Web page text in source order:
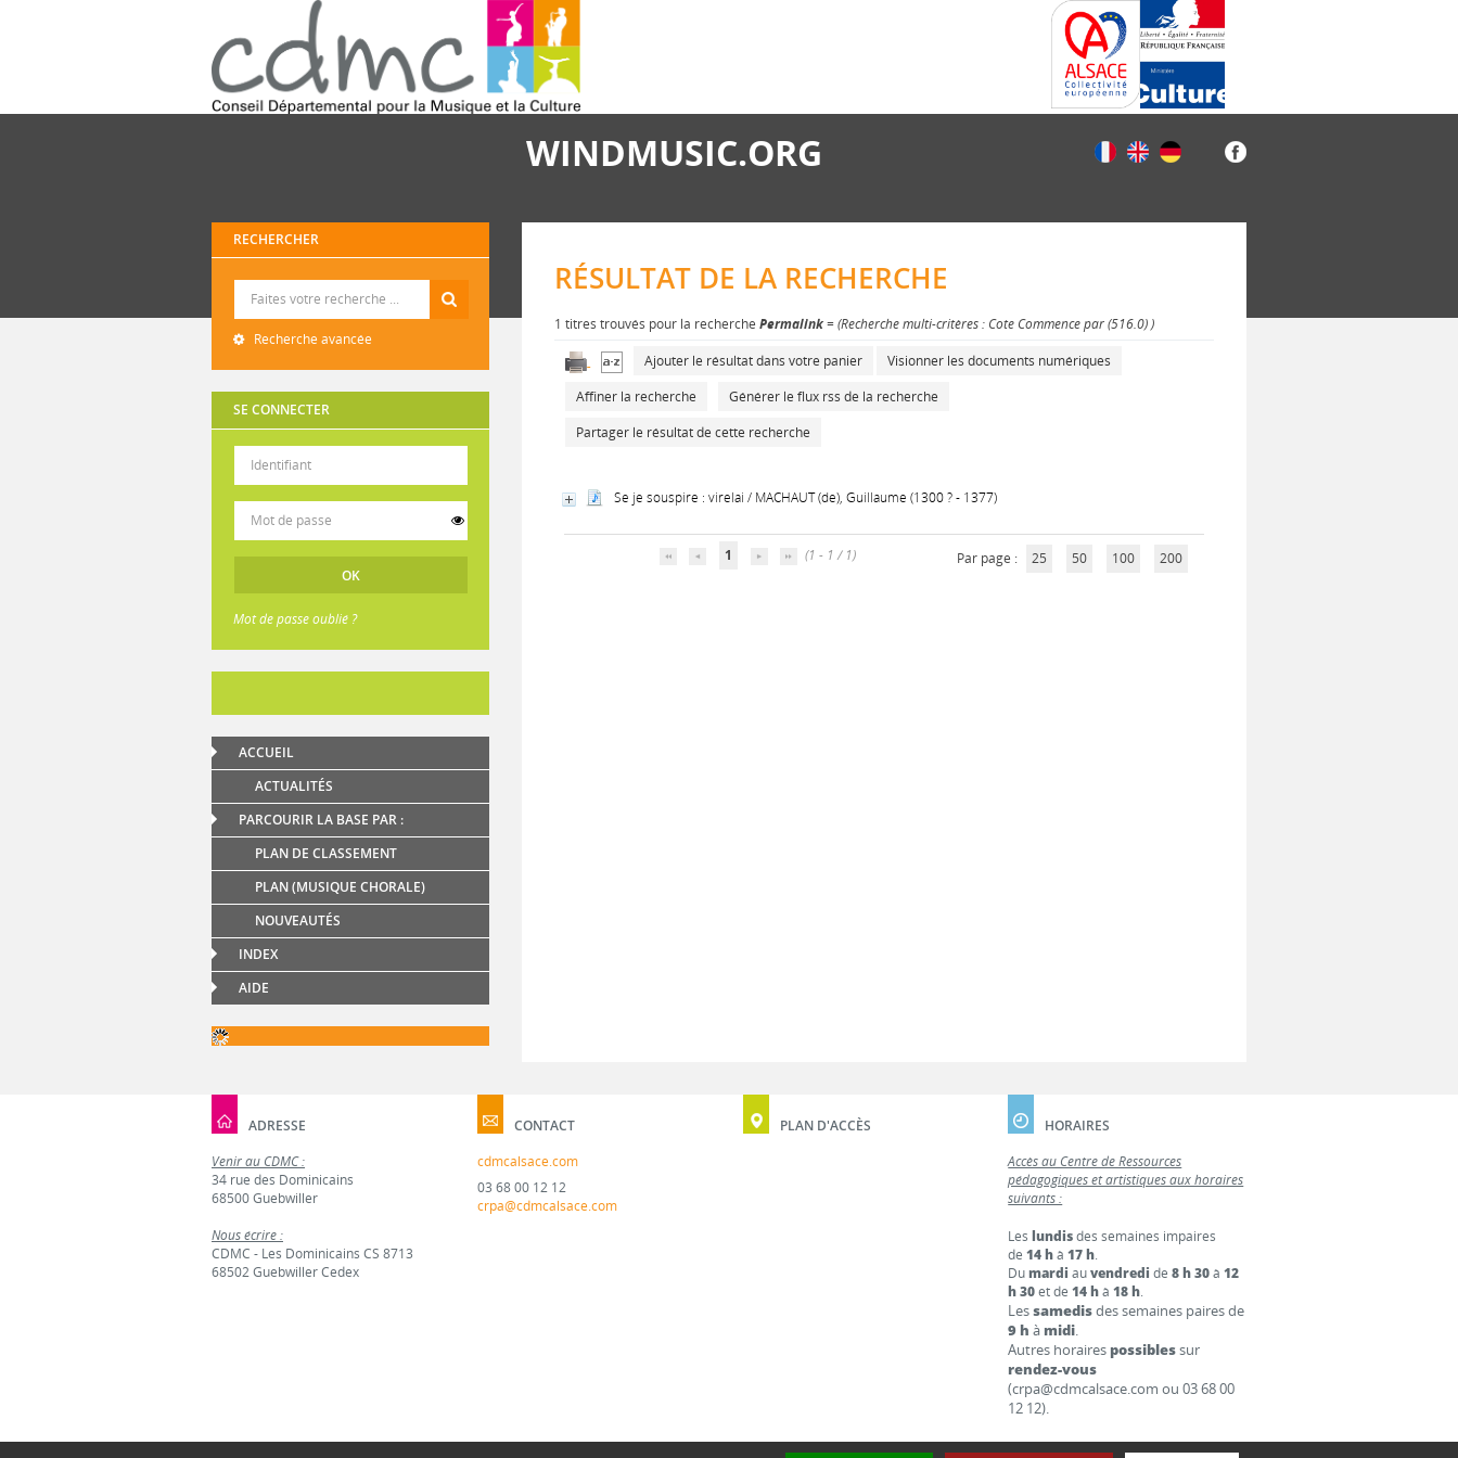
WINDMUSIC.ORG
RECHERCHER
Recherche avancée
SE CONNECTER
Mot de passe oublié ?
ACCUEIL
ACTUALITÉS
PARCOURIR LA BASE PAR :
PLAN DE CLASSEMENT
PLAN (MUSIQUE CHORALE)
NOUVEAUTÉS
INDEX
AIDE
RÉSULTAT DE LA RECHERCHE
1 titres trouvés pour la recherche Permalink= (Recherche multi-critères : Cote Commence par (516.0) )
Ajouter le résultat dans votre panier
Visionner les documents numériques
Affiner la recherche
Générer le flux rss de la recherche
Partager le résultat de cette recherche
Se je souspire : virelai / MACHAUT (de), Guillaume (1300 ? - 1377)
1 (1 - 1 / 1) Par page : 25 50 100 200
ADRESSE
Venir au CDMC :
34 rue des Dominicains
68500 Guebwiller
Nous écrire :
CDMC - Les Dominicains CS 8713
68502 Guebwiller Cedex
CONTACT
cdmcalsace.com
03 68 00 12 12
crpa@cdmcalsace.com
PLAN D'ACCÈS
HORAIRES
Accès au Centre de Ressources
pédagogiques et artistiques aux horaires
suivants :
Leslundisdes semaines impaires
de14 hà17 h.
Dumardi auvendredi de8 h 30à12
h 30et de14 hà18 h.
Lessamedisdes semaines paires de
9 h à midi.
Autres horaires possiblessur
rendez-vous
(crpa@cdmcalsace.com ou 03 68 00
12 12).